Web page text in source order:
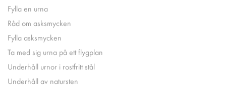
Fylla en urna
Råd om asksmycken
Fylla asksmycken
Ta med sig urna på ett flygplan
Underhåll urnor i rostfritt stål
Underhåll av natursten